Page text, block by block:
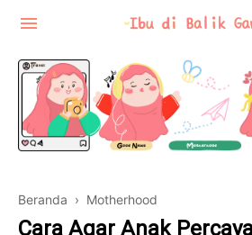
Motherhood
Beranda › Motherhood
Cara Agar Anak